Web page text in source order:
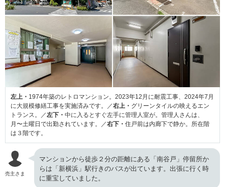
左上・ 1974年築のレトロマンション。2023年12月に耐震工事、2024年7月
に大規模修繕工事を実施済みです。／右上・ グリーンタイルの映えるエン
トランス。／左下・ 中に入るとすぐ左手に管理人室が。管理人さんは、
月〜土曜日で出勤されています。／右下・ 住戸前は内廊下で静か。所在階
は３階です。
売主さま
マンションから徒歩２分の距離にある「南谷戸」停留所か
らは「新横浜」駅行きのバスが出ています。出張に行く時
に重宝していました。